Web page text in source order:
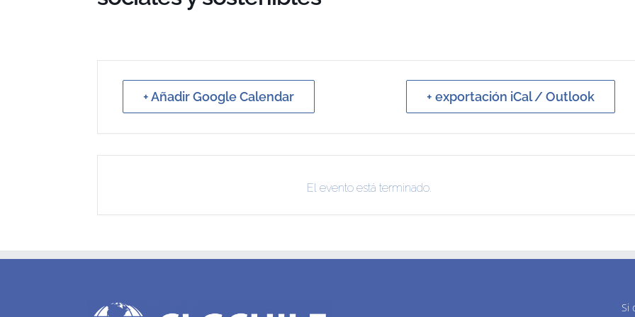
+ Añadir Google Calendar + exportación iCal / Outlook
El evento está terminado.
Si